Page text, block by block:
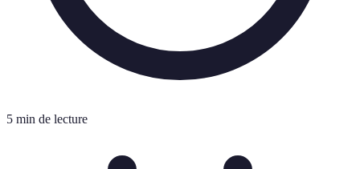
5 min de lecture